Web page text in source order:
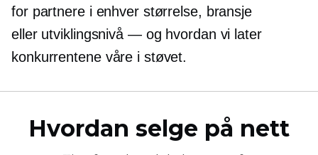
for partnere i enhver størrelse, bransje
eller utviklingsnivå — og hvordan vi later
konkurrentene våre i støvet.
Hvordan selge på nett